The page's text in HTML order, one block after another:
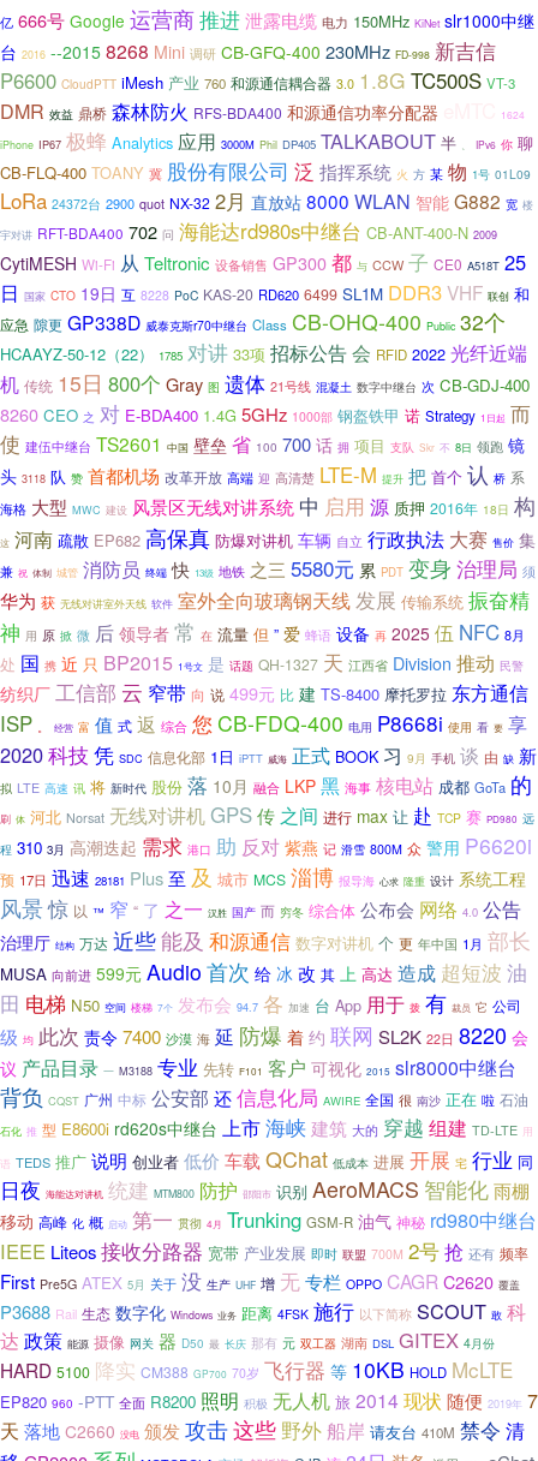
亿 666号 Google 运营商推进泄露电缆 电力 150MHz KiNet slr1000中继
台 2016 --2015 8268 Mini 调研 CB-GFQ-400 230MHz FD-998 新吉信
P6600 CloudPTT iMesh 产业 760 和源通信耦合器 3.0 1.8G TC500S VT-3
DMR 效益 鼎桥 森林防火 RFS-BDA400 和源通信功率分配器 1624
iPhone IP67 极蜂 Analytics 应用 3000M Phil DP405 TALKABOUT 半 IPv6 你 聊
CB-FLQ-400 TOANY 冀 股份有限公司 泛 指挥系统 火 方 某 物 1号 01L09
LoRa 24372台 2900 quot NX-32 2月 直放站 8000 WLAN 智能 G882 宽 楼
宇对讲 RFT-BDA400 702 问 海能达rd980s中继台 CB-ANT-400-N 2009
CytiMESH Wi-Fi 从 Teltronic 设备销售 GP300 都 与 CCW 子 CE0 A518T 25
日 国家 CTO 19日 互 8228 PoC KAS-20 RD620 6499 SL1M DDR3VHF 联创 和
应急 隙更 GP338D 威泰克斯r70中继台 Class CB-OHQ-400 Public 32个
HCAAYZ-50-12（22） 1785 对讲 33项 招标公告会 RFID 2022 光纤近端
机 传统 15日 800个 Gray 图 遗体 21号线 混凝土 数字中继台 次 CB-GDJ-400
8260 CEO 之 对 E-BDA400 1.4G 5GHz 1000部 钢盔铁甲 诺 Strategy 1日起 而
使 建伍中继台 TS2601 中国 壁垒 省 100 700 话 拥 项目 支队 Skr 不 8日 领跑 镜
头 3118 队 赞 首都机场 改革开放 高端 迎 高清楚 LTE-M 提升 把 首个 认 桥 系
海格 大型 MWC 建设 风景区无线对讲系统 中 启用 源 质押 2016年 18日 构
这 河南 疏散 EP682 高保真 防爆对讲机 车辆 自立 行政执法 大赛 售价 集
兼 祝 体制 城管 消防员 终端 快 13级 地铁 之三 5580元 累 PDT 变身 治理局 须
华为 获 无线对讲室外天线 软件 室外全向玻璃钢天线发展 传输系统 振奋精
神 用 原 掀 微 后 领导者 常 在 流量 但 ” 爱 蜂语 设备 再 2025 伍 NFC 8月
处 国 携 近 只 BP2015 1号文 是 话题 QH-1327 天 江西省 Division 推动 民警
纺织厂 工信部 云 窄带 向 说 499元 比 建 TS-8400 摩托罗拉 东方通信
ISP 。 经营 富 值 式 返 综合 您 CB-FDQ-400 电用 P8668i 使用 看 要 享
2020科技 凭 SDC 信息化部 1日 iPTT 威海 正式 BOOK 习 9月 手机 谈 由 缺 新
拟 LTE 高速 讯 将 新时代 股份 落 10月 融合 LKP 黑 海事 核电站 成都 GoTa 的
刷 体 河北 Norsat 无线对讲机GPS传 之间 进行 max 让 赴 TCP 赛 PD980 远
程 310 3月 高潮迭起 需求 港口 助 反对 紫燕 记 滑雪 800M 众 警用 P6620i
预 17日 迅速 28181 Plus至 及 城市 MCS 淄博 报导海 心求 隆重 设计 系统工程
风景惊 以 ™ 窄 “ 了 之一 汉胜 国产 而 穷冬 综合体 公布会 网络 4.0 公告
治理厅 结构 万达 近些能及 和源通信 数字对讲机 个 更 年中国 1月 部长
MUSA 向前进 599元 Audio 首次 给 冰 改 其 上 高达 造成 超短波 油
田 电梯 N50 空间 楼梯 7个 发布会 94.7 各 加速 台 App 用于 拨 有 裁员 它 公司
级 均 此次 责令 7400 沙漠 海 延 防爆 着 约 联网 SL2K 22日 8220 会
议 产品目录 一 M3188 专业 先转 F101 客户 可视化 2015 slr8000中继台
背负 CQST 广州 中标 公安部 还信息化局 AWIRE 全国 很 南沙 正在 啦 石油
石化 推 型 E8600i rd620s中继台 上市海峡建筑 大的 穿越 组建 TD-LTE 用
语 TEDS 推广 说明 创业者 低价 车载 QChat 低成本 进展 开展 宅 行业 同
日夜 海能达对讲机 统建 MTM800 防护 邵阳市 识别 AeroMACS 智能化雨棚
移动 高峰 化 概 启动 第一 贯彻 4月 Trunking GSM-R 油气 神秘 rd980中继台
IEEE Liteos接收分路器 宽带 产业发展 即时 联盟 700M 2号抢 还有 频率
First Pre5G ATEX 5月 关于 没 生产 UHF 增 无专栏 OPPO CAGR C2620 覆盖
P3688 Rail 生态 数字化 Windows 业务 距离 4FSK 施行 以下简称 SCOUT 敢 科
达 政策 能源 摄像 网关 器 D50 最 长庆 那有 元 双工器 湖南 DSL GITEX 4月份
HARD 5100 降实 CM388 GP700 70岁 飞行器 等 10KB HOLD McLTE
EP820 960 -PTT 全面 R8200 照明 积极 无人机 旅 2014 现状 随便 2019年 7
天 落地 C2660 没电 颁发攻击这些 野外船岸 请友台 410M 禁令 清